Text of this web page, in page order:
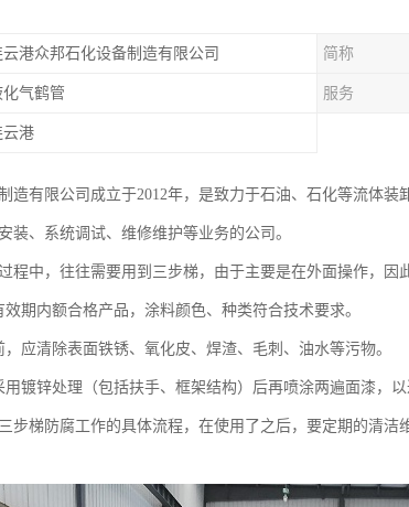
云港众邦石化设备制造有限公司 简称
化气鹤管 服务
云港
造有限公司成立于2012年，是致力于石油、石化等流体装
装、系统调试、维修维护等业务的公司。
程中，往往需要用到三步梯，由于主要是在外面操作，因
期内额合格产品，涂料颜色、种类符合技术要求。
应清除表面铁锈、氧化皮、焊渣、毛刺、油水等污物。
镀锌处理（包括扶手、框架结构）后再喷涂两遍面漆，以
步梯防腐工作的具体流程，在使用了之后，要定期的清